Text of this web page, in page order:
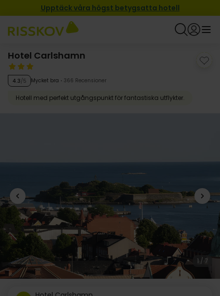
Upptäck våra högst betygsatta hotell
Hotel Carlshamn
4.3/5 Mycket bra 366 Recensioner
Hotell med perfekt utgångspunkt för fantastiska utflykter.
1 / 7